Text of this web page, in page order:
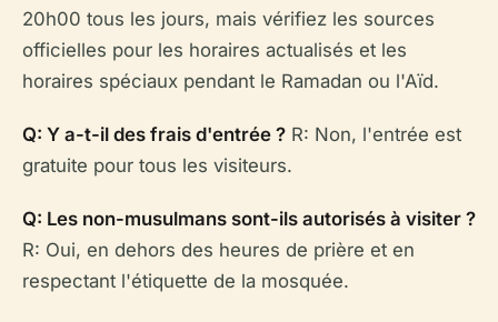
20h00 tous les jours, mais vérifiez les sources
officielles pour les horaires actualisés et les
horaires spéciaux pendant le Ramadan ou l'Aïd.
Q: Y a-t-il des frais d'entrée ? R: Non, l'entrée est
gratuite pour tous les visiteurs.
Q: Les non-musulmans sont-ils autorisés à visiter ?
R: Oui, en dehors des heures de prière et en
respectant l'étiquette de la mosquée.